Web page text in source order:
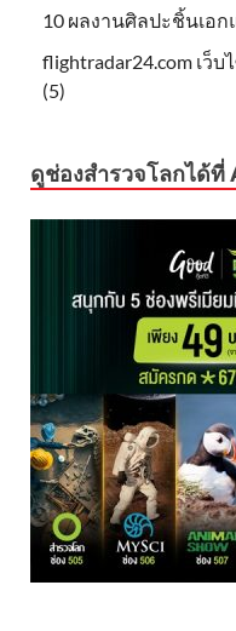
10 ผลงานศิลปะชิ้นเอ
flightradar24.com เว็
(5)
ดูช่องสำรวจโลกได้ที่